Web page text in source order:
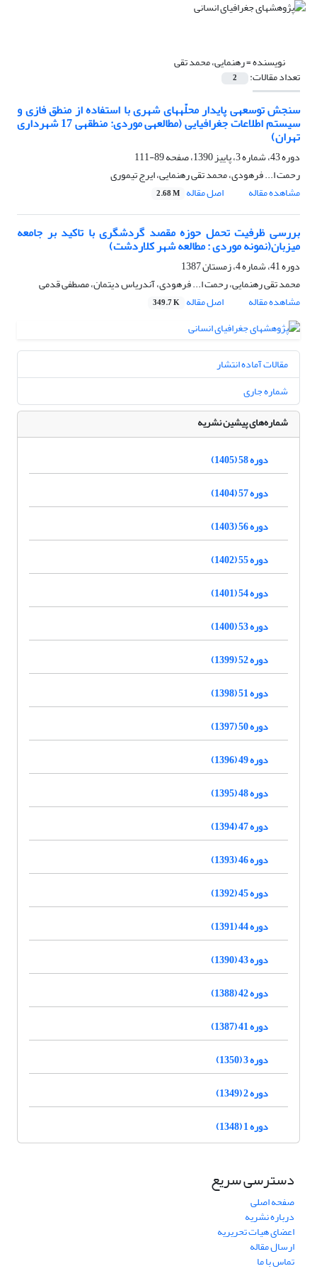
نویسنده =رهنمایی، محمد تقی
تعداد مقالات: 2
سنجش توسعه‎ی پایدار محلّه‎های شهری با استفاده از منطق فازی و
سیستم اطلاعات جغرافیایی (مطالعه‎ی موردی: منطقه‎ی 17 شهرداری
تهران)
دوره 43، شماره 3، پاییز 1390، صفحه
89-111
رحمت ا... فرهودی، محمد تقی رهنمایی، ایرج تیموری
مشاهده مقاله
اصل مقاله 2.68 M
بررسی ظرفیت تحمل حوزه مقصد گردشگری با تاکید بر جامعه
میزبان(نمونه موردی : مطالعه شهر کلاردشت)
دوره 41، شماره 4، زمستان 1387
محمد تقی رهنمایی، رحمت ا... فرهودی، آندریاس دیتمان، مصطفی قدمی
مشاهده مقاله
اصل مقاله 349.7 K
مقالات آماده انتشار
شماره جاری
شماره‌های پیشین نشریه
دوره 58 (1405)
دوره 57 (1404)
دوره 56 (1403)
دوره 55 (1402)
دوره 54 (1401)
دوره 53 (1400)
دوره 52 (1399)
دوره 51 (1398)
دوره 50 (1397)
دوره 49 (1396)
دوره 48 (1395)
دوره 47 (1394)
دوره 46 (1393)
دوره 45 (1392)
دوره 44 (1391)
دوره 43 (1390)
دوره 42 (1388)
دوره 41 (1387)
دوره 3 (1350)
دوره 2 (1349)
دوره 1 (1348)
دسترسی سریع
صفحه اصلی
درباره نشریه
اعضای هیات تحریریه
ارسال مقاله
تماس با ما